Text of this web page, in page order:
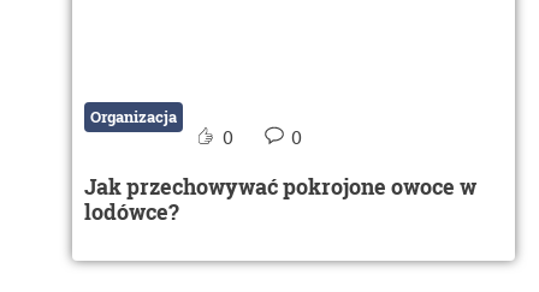
Organizacja
0 0
Jak przechowywać pokrojone owoce w
lodówce?